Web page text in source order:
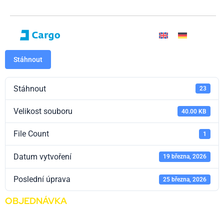
Stáhnout
Stáhnout 23
Velikost souboru 40.00 KB
File Count 1
Datum vytvoření 19 března, 2026
Poslední úprava 25 března, 2026
OBJEDNÁVKA